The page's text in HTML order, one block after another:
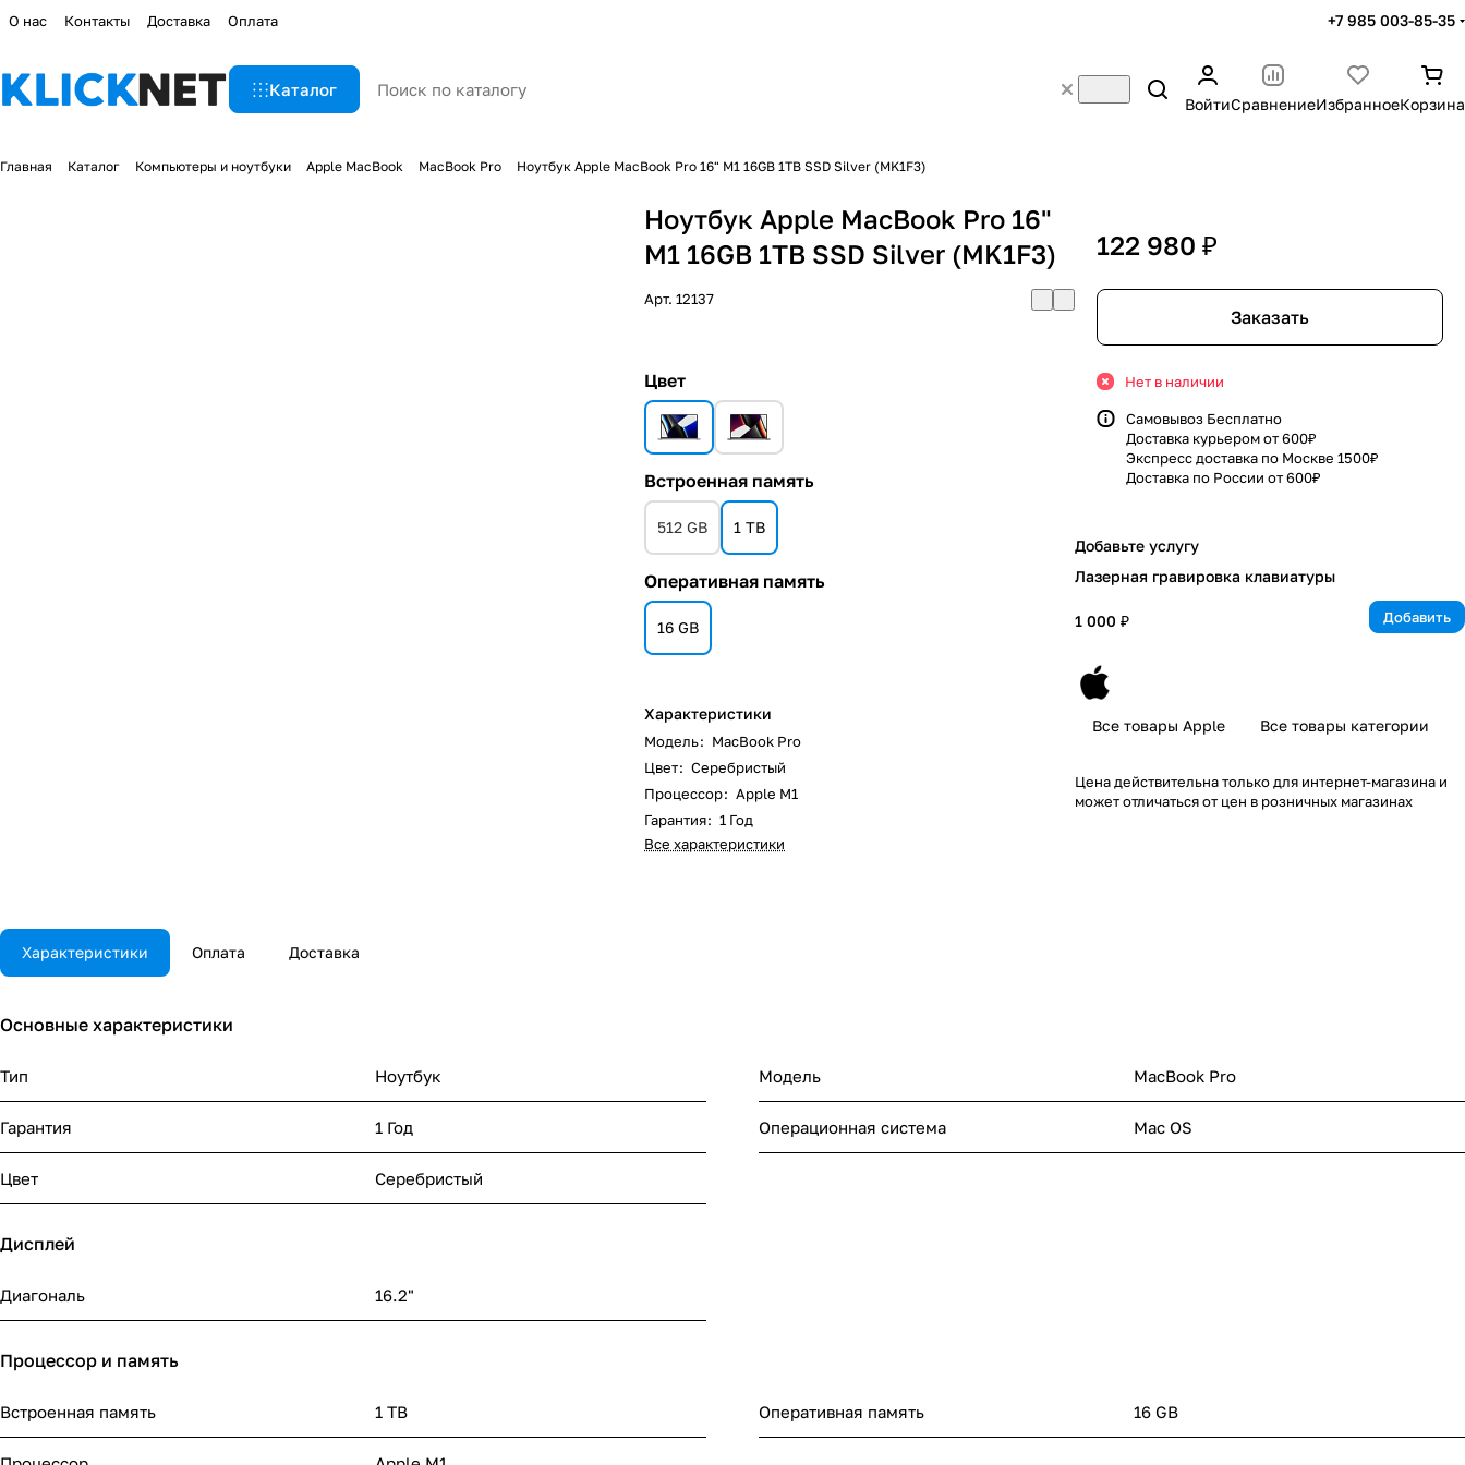
О нас Контакты Доставка Оплата +7 985 003-85-35
Каталог
ВойтиСравнениеИзбранноеКорзина
Главная Каталог Компьютеры и ноутбуки Apple MacBook MacBook Pro Ноутбук Apple MacBook Pro 16" M1 16GB 1TB SSD Silver (MK1F3)
Ноутбук Apple MacBook Pro 16"
M1 16GB 1TB SSD Silver (MK1F3)
Арт.12137
Цвет
Встроенная память
512 GB 1 TB
Оперативная память
16 GB
Характеристики
Модель: MacBook Pro
Цвет: Серебристый
Процессор: Apple M1
Гарантия: 1 Год
Все характеристики
122 980 ₽
Заказать
Нет в наличии
Самовывоз Бесплатно
Доставка курьером от 600₽
Экспресс доставка по Москве 1500₽
Доставка по России от 600₽
Добавьте услугу
Лазерная гравировка клавиатуры
1 000 ₽ Добавить
Все товары Apple Все товары категории
Цена действительна только для интернет-магазина и
может отличаться от цен в розничных магазинах
Характеристики Оплата Доставка
Основные характеристики
Тип Ноутбук Модель MacBook Pro
Гарантия 1 Год Операционная система Mac OS
Цвет Серебристый
Дисплей
Диагональ 16.2"
Процессор и память
Встроенная память 1 TB Оперативная память 16 GB